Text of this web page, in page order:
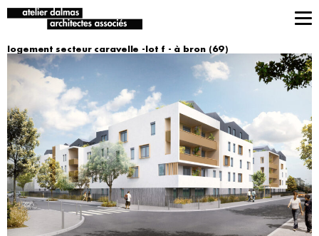
logement secteur caravelle -lot f - à bron (69)